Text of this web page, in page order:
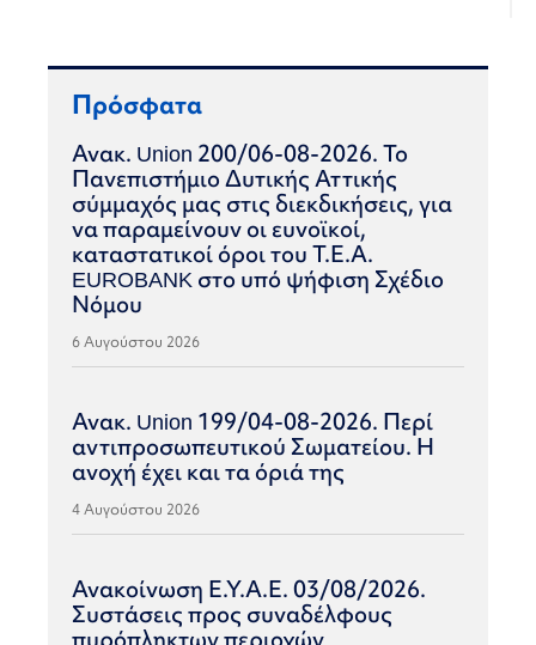
Πρόσφατα
Ανακ. Union 200/06-08-2026. Το
Πανεπιστήμιο Δυτικής Αττικής
σύμμαχός μας στις διεκδικήσεις, για
να παραμείνουν οι ευνοϊκοί,
καταστατικοί όροι του Τ.Ε.Α.
EUROBANK στο υπό ψήφιση Σχέδιο
Νόμου
6 Αυγούστου 2026
Ανακ. Union 199/04-08-2026. Περί
αντιπροσωπευτικού Σωματείου. Η
ανοχή έχει και τα όριά της
4 Αυγούστου 2026
Ανακοίνωση Ε.Υ.Α.Ε. 03/08/2026.
Συστάσεις προς συναδέλφους
πυρόπληκτων περιοχών